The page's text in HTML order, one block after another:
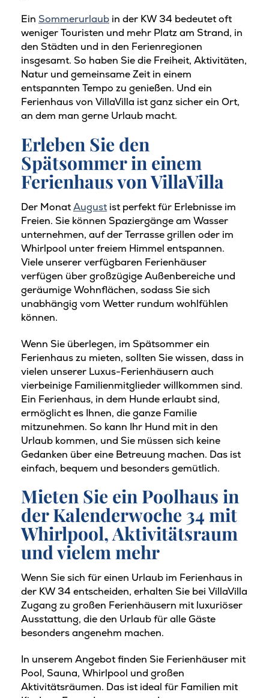
Ein Sommerurlaub in der KW 34 bedeutet oft
weniger Touristen und mehr Platz am Strand, in
den Städten und in den Ferienregionen
insgesamt. So haben Sie die Freiheit, Aktivitäten,
Natur und gemeinsame Zeit in einem
entspannten Tempo zu genießen. Und ein
Ferienhaus von VillaVilla ist ganz sicher ein Ort,
an dem man gerne Urlaub macht.
Erleben Sie den
Spätsommer in einem
Ferienhaus von VillaVilla
Der MonatAugust ist perfekt für Erlebnisse im
Freien. Sie können Spaziergänge am Wasser
unternehmen, auf der Terrasse grillen oder im
Whirlpool unter freiem Himmel entspannen.
Viele unserer verfügbaren Ferienhäuser
verfügen über großzügige Außenbereiche und
geräumige Wohnflächen, sodass Sie sich
unabhängig vom Wetter rundum wohlfühlen
können.
Wenn Sie überlegen, im Spätsommer ein
Ferienhaus zu mieten, sollten Sie wissen, dass in
vielen unserer Luxus-Ferienhäusern auch
vierbeinige Familienmitglieder willkommen sind.
Ein Ferienhaus, in dem Hunde erlaubt sind,
ermöglicht es Ihnen, die ganze Familie
mitzunehmen. So kann Ihr Hund mit in den
Urlaub kommen, und Sie müssen sich keine
Gedanken über eine Betreuung machen. Das ist
einfach, bequem und besonders gemütlich.
Mieten Sie ein Poolhaus in
der Kalenderwoche 34 mit
Whirlpool, Aktivitätsraum
und vielem mehr
Wenn Sie sich für einen Urlaub im Ferienhaus in
der KW 34 entscheiden, erhalten Sie bei VillaVilla
Zugang zu großen Ferienhäusern mit luxuriöser
Ausstattung, die den Urlaub für alle Gäste
besonders angenehm machen.
In unserem Angebot finden Sie Ferienhäuser mit
Pool, Sauna, Whirlpool und großen
Aktivitätsräumen. Das ist ideal für Familien mit